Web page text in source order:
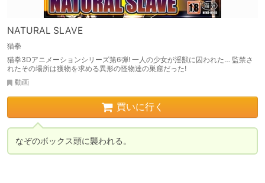
NATURAL SLAVE
猫拳
猫拳3Dアニメーションシリーズ第6弾! 一人の少女が淫獣に囚われた… 監禁さ
れたその場所は獲物を求める異形の怪物達の巣窟だった!
動画
買いに行く
なぞのボックス頭に襲われる。